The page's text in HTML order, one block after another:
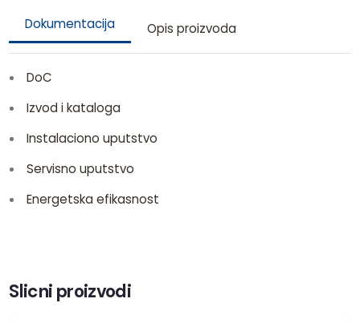
Dokumentacija Opis proizvoda
DoC
Izvod i kataloga
Instalaciono uputstvo
Servisno uputstvo
Energetska efikasnost
Slicni proizvodi